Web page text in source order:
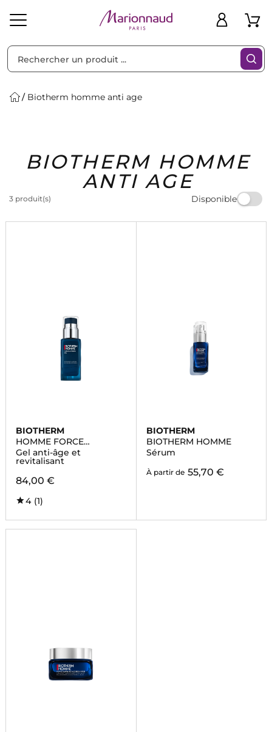
Solaire Homme Marques Idées
Cadeaux
Bons
Plans
Biotherm homme anti age
BIOTHERM HOMME
ANTI AGE
3 produit(s) Disponible
Filtres
BIOTHERM
HOMME FORCE
SUPREME
Gel anti-âge et
revitalisant
84,00 €
4 (1)
BIOTHERM
BIOTHERM HOMME
Sérum
À partir de 55,70 €